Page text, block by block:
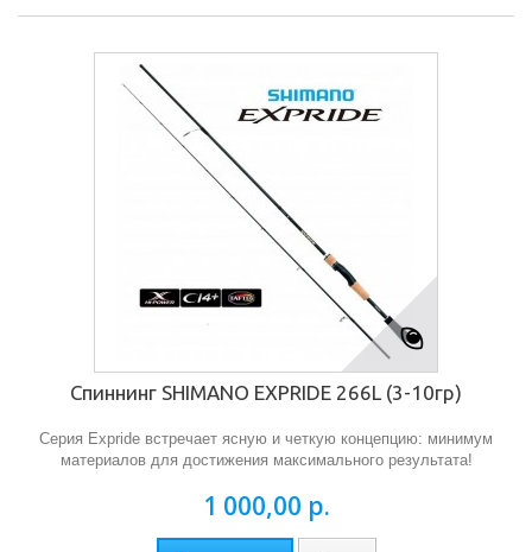
Спиннинг SHIMANO EXPRIDE 266L (3-10гр)
Серия Expride встречает ясную и четкую концепцию: минимум
материалов для достижения максимального результата!
1 000,00 р.